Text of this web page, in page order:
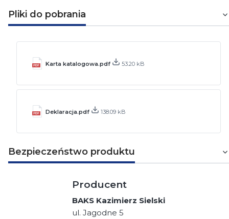
Pliki do pobrania
Karta katalogowa.pdf 53.20 kB
Deklaracja.pdf 138.09 kB
Bezpieczeństwo produktu
Producent
BAKS Kazimierz Sielski
ul. Jagodne 5